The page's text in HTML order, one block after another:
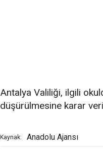
Antalya Valiliği, ilgili
düşürülmesine karar
Kaynak: Anadolu Ajansı